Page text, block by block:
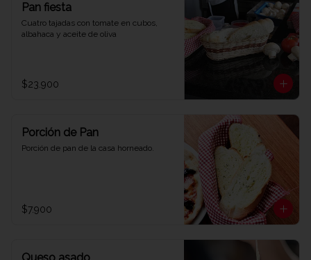
Pan fiesta
Cuatro tajadas con tomate en cubos,
albahaca y aceite de oliva
$23.900
Porción de Pan
Porción de pan de la casa horneado.
$7.900